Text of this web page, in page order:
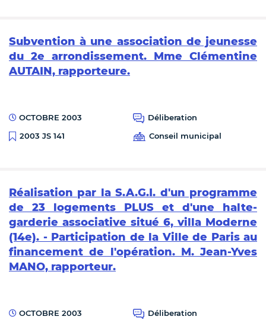
Subvention à une association de jeunesse
du 2e arrondissement. Mme Clémentine
AUTAIN, rapporteure.
OCTOBRE 2003
Déliberation
2003 JS 141
Conseil municipal
Réalisation par la S.A.G.I. d'un programme
de 23 logements PLUS et d'une halte-
garderie associative situé 6, villa Moderne
(14e). - Participation de la Ville de Paris au
financement de l'opération. M. Jean-Yves
MANO, rapporteur.
OCTOBRE 2003 Déliberation